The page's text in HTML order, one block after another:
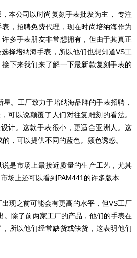
本公司以时尚复刻手表批发为主， 专注
，招聘免费代理，现在时尚培纳海作为
多手表朋友非常想拥有，但由于其真正
择培纳海手表，所以他们也想知道VS工
下来我们来了解一下最新款复刻手表的
。工厂致力于培纳海品牌的手表招聘，
可以说颠覆了人们对往复雕刻的看法。
计。这款手表很小，更适合亚洲人。这
，可以提供不同的蓝色。颜色诱惑。
是市场上最接近质量的生产工艺，尤其
场上还可以看到PAM441的许多版本
现之前可能会有更高的水平，但VS工厂
。除了前两家工厂的产品，他们的手表在
所以他们经常缺货或缺货，这表明他们